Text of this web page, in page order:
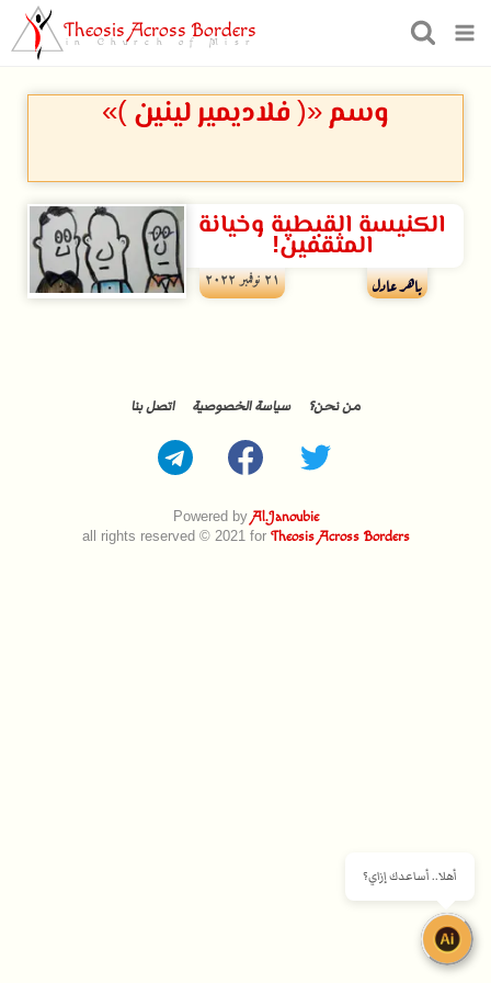
Theosis Across Borders
in Church of Misr
وسم «( فلاديمير لينين )»
الكنيسة القبطية وخيانة
المثقفين!
باهر عادل ۲۱ نوفمبر ۲۰۲۲
Powered by Al.Janoubie
all rights reserved © 2021 for Theosis Across Borders
من نحن؟ سياسة الخصوصية اتصل بنا
أهلا.. أساعدك إزاي؟